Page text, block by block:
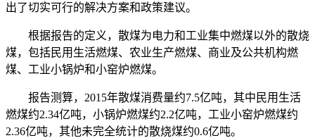
出了切实可行的解决方案和政策建议。
根据报告的定义，散煤为电力和工业集中燃煤以外的散烧
煤，包括民用生活燃煤、农业生产燃煤、商业及公共机构燃
煤、工业小锅炉和小窑炉燃煤。
报告测算，2015年散煤消费量约7.5亿吨，其中民用生活
燃煤约2.34亿吨，小锅炉燃煤约2.2亿吨，工业小窑炉燃煤约
2.36亿吨，其他未完全统计的散烧煤约0.6亿吨。